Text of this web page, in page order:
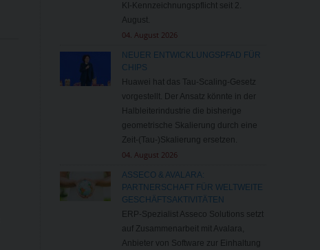
KI-Kennzeichnungspflicht seit 2.
August.
04. August 2026
NEUER ENTWICKLUNGSPFAD FÜR
CHIPS
Huawei hat das Tau-Scaling-Gesetz
vorgestellt. Der Ansatz könnte in der
Halbleiterindustrie die bisherige
geometrische Skalierung durch eine
Zeit-(Tau-)Skalierung ersetzen.
04. August 2026
ASSECO & AVALARA:
PARTNERSCHAFT FÜR WELTWEITE
GESCHÄFTSAKTIVITÄTEN
ERP-Spezialist Asseco Solutions setzt
auf Zusammenarbeit mit Avalara,
Anbieter von Software zur Einhaltung